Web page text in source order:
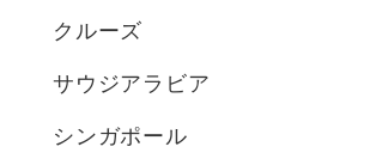
クルーズ
サウジアラビア
シンガポール